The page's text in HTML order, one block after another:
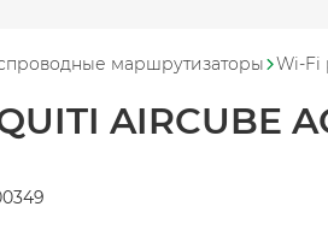
маршрутизаторы Wi-Fi
AIRCUBE